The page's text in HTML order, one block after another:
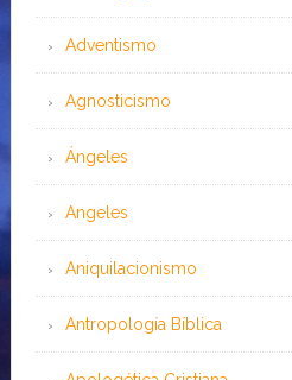
Adventismo
Agnosticismo
Ángeles
Angeles
Aniquilacionismo
Antropología Bíblica